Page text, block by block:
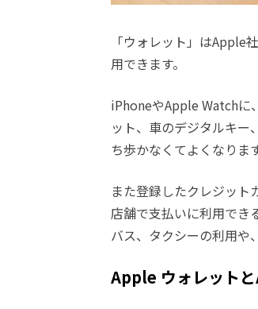
「ウォレット」はApple
用できます。
iPhoneやApple Watchに
ット、車のデジタルキ
ち歩かなくてよくなります
また登録したクレジット
店舗で支払いに利用でき
バス、タクシーの利用や
Apple ウォレット